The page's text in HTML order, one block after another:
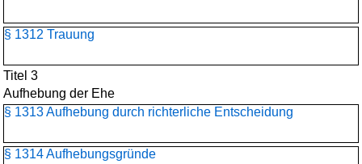
§ 1312 Trauung
Titel 3
Aufhebung der Ehe
§ 1313 Aufhebung durch richterliche Entscheidung
§ 1314 Aufhebungsgründe